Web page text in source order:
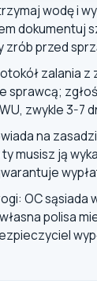
wodę i
dokumentuj
zrób przed
zalania z
sprawcą;
zwykle 3-7
na
musisz ją
OC sąsiada
polisa